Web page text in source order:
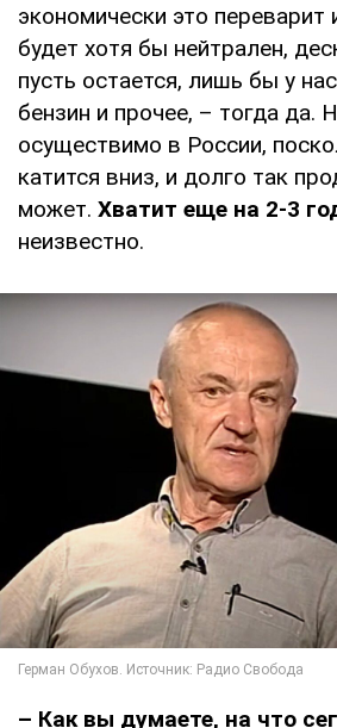
экономически это переварит
будет хотя бы нейтрален,
пусть остается, лишь бы у
бензин и прочее, – тогда да.
осуществимо в России,
катится вниз, и долго так
может. Хватит еще на 2-3
неизвестно.
– Как вы думаете, на что